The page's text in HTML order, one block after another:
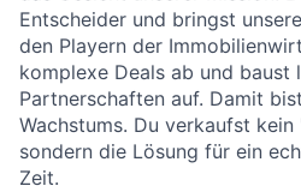
Entscheider und bringst
den Playern der
komplexe Deals ab und baust
Partnerschaften auf. Damit
Wachstums. Du verkaufst
sondern die Lösung für ein
Zeit.